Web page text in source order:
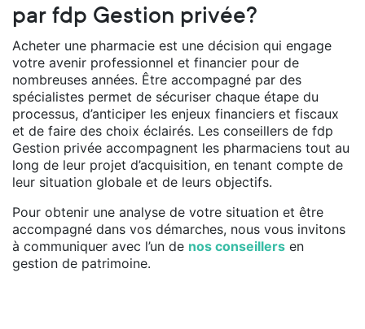
par fdp Gestion privée?
Acheter une pharmacie est une décision qui engage
votre avenir professionnel et financier pour de
nombreuses années. Être accompagné par des
spécialistes permet de sécuriser chaque étape du
processus, d’anticiper les enjeux financiers et fiscaux
et de faire des choix éclairés. Les conseillers de fdp
Gestion privée accompagnent les pharmaciens tout au
long de leur projet d’acquisition, en tenant compte de
leur situation globale et de leurs objectifs.
Pour obtenir une analyse de votre situation et être
accompagné dans vos démarches, nous vous invitons
à communiquer avec l’un de nos conseillers en
gestion de patrimoine.